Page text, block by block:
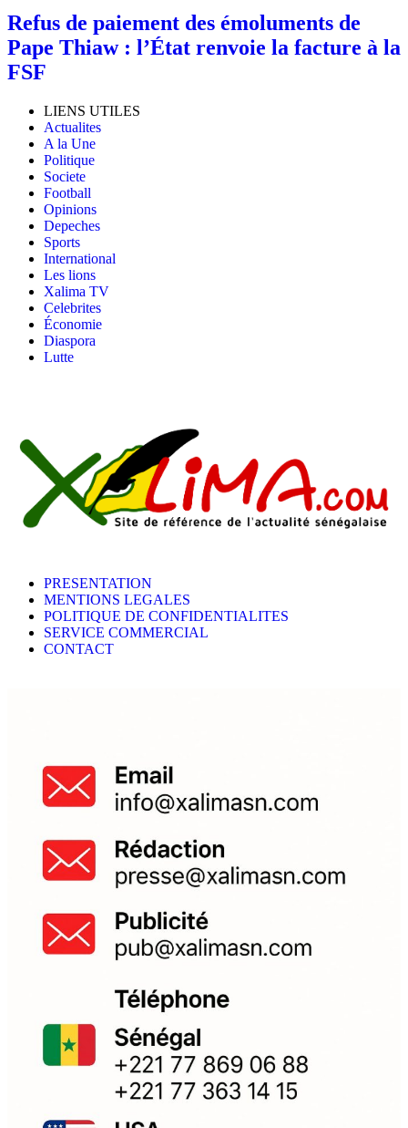
Refus de paiement des émoluments de
Pape Thiaw : l’État renvoie la facture à la
FSF
LIENS UTILES
Actualites
A la Une
Politique
Societe
Football
Opinions
Depeches
Sports
International
Les lions
Xalima TV
Celebrites
Économie
Diaspora
Lutte
PRESENTATION
MENTIONS LEGALES
POLITIQUE DE CONFIDENTIALITES
SERVICE COMMERCIAL
CONTACT